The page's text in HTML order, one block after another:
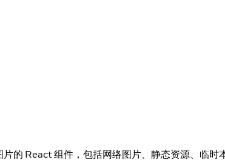
的 React 组件，包括网络图片、静态资源、临时